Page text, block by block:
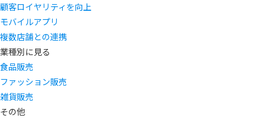
顧客ロイヤリティを向上
モバイルアプリ
複数店舗との連携
業種別に見る
食品販売
ファッション販売
雑貨販売
その他